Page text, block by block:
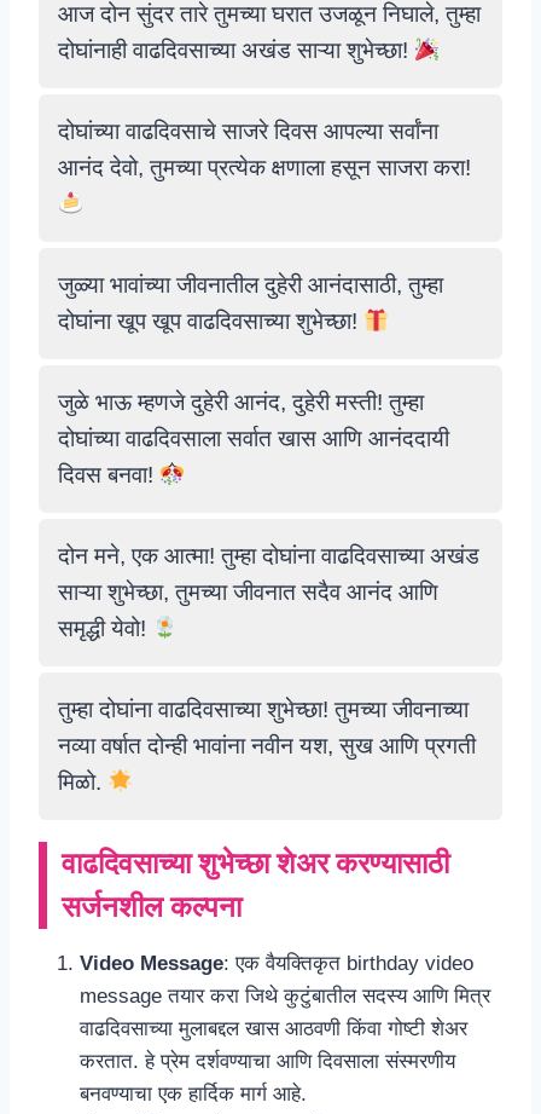
आज दोन सुंदर तारे तुमच्या घरात उजळून निघाले, तुम्हा
दोघांनाही वाढदिवसाच्या अखंड साऱ्या शुभेच्छा!
दोघांच्या वाढदिवसाचे साजरे दिवस आपल्या सर्वांना
आनंद देवो, तुमच्या प्रत्येक क्षणाला हसून साजरा करा!
जुळ्या भावांच्या जीवनातील दुहेरी आनंदासाठी, तुम्हा
दोघांना खूप खूप वाढदिवसाच्या शुभेच्छा!
जुळे भाऊ म्हणजे दुहेरी आनंद, दुहेरी मस्ती! तुम्हा
दोघांच्या वाढदिवसाला सर्वात खास आणि आनंददायी
दिवस बनवा!
दोन मने, एक आत्मा! तुम्हा दोघांना वाढदिवसाच्या अखंड
साऱ्या शुभेच्छा, तुमच्या जीवनात सदैव आनंद आणि
समृद्धी येवो!
तुम्हा दोघांना वाढदिवसाच्या शुभेच्छा! तुमच्या जीवनाच्या
नव्या वर्षात दोन्ही भावांना नवीन यश, सुख आणि प्रगती
मिळो.
वाढदिवसाच्या शुभेच्छा शेअर करण्यासाठी
सर्जनशील कल्पना
Video Message: एक वैयक्तिकृत birthday video
message तयार करा जिथे कुटुंबातील सदस्य आणि मित्र
वाढदिवसाच्या मुलाबद्दल खास आठवणी किंवा गोष्टी शेअर
करतात. हे प्रेम दर्शवण्याचा आणि दिवसाला संस्मरणीय
बनवण्याचा एक हार्दिक मार्ग आहे.